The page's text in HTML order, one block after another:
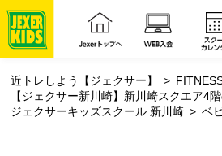
近トレしよう【ジェクサー】
【ジェクサー新川崎】新川崎スクエア4
ジェクサーキッズスクール 新川崎
ベ